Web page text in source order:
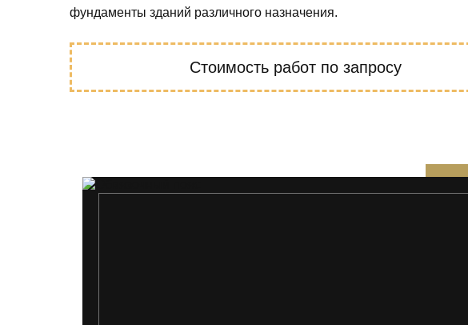
фундаменты зданий различного назначения.
Стоимость работ по запросу